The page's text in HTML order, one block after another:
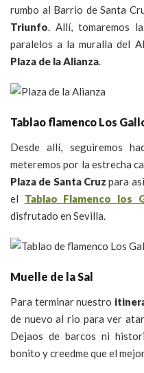
rumbo al Barrio de Santa
Triunfo. Allí, tomaremos
paralelos a la muralla del
Plaza de la Alianza.
Tablao flamenco Los
Desde allí, seguiremos
meteremos por la estrecha
Plaza de Santa Cruz para
el Tablao Flamenco los
disfrutado en Sevilla.
Muelle de la Sal
Para terminar nuestro
de nuevo al rio para ver
Dejaos de barcos ni
bonito y creedme que el